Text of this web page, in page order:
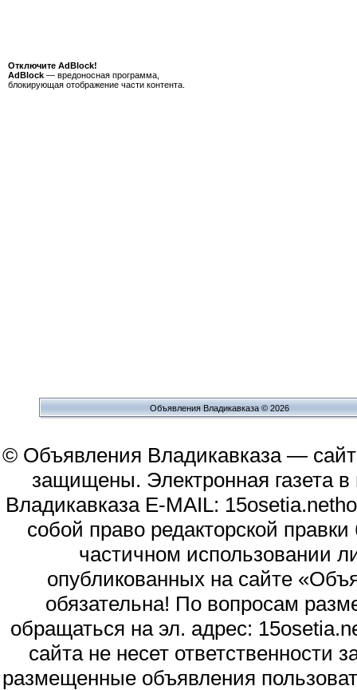
Отключите AdBlock!
AdBlock — вредоносная программа,
блокирующая отображение части контента.
Объявления Владикавказа © 2026
© Объявления Владикавказа —
защищены. Электронная газета
Владикавказа E-MAIL:
собой право редакторской
частичном использовании
опубликованных на сайте
обязательна! По вопросам
обращаться на эл. адрес:
сайта не несет
размещенные объявления